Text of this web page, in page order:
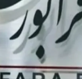
فاز جدید شد/ اولین
تحولات سیاسی + جدول